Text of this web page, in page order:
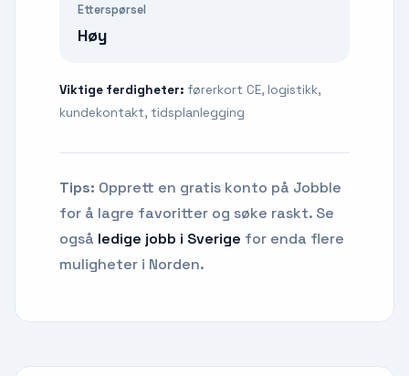
Etterspørsel
Høy
Viktige ferdigheter: førerkort CE, logistikk,
kundekontakt, tidsplanlegging
Tips: Opprett en gratis konto på Jobble
for å lagre favoritter og søke raskt. Se
også ledige jobb i Sverige for enda flere
muligheter i Norden.